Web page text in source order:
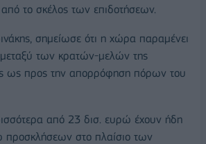
από το σκέλος των επιδοτήσεων.
σημείωσε ότι η χώρα παραμένει
μεταξύ των κρατών-μελών της
ως προς την απορρόφηση πόρων του
από 23 δισ. ευρώ έχουν ήδη
προσκλήσεων στο πλαίσιο των